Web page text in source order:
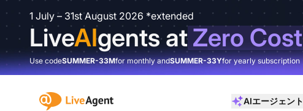
1 July – 31st August 2026 *extended
LiveAIgents atZero Cost
Use codeSUMMER-33Mfor monthly andSUMMER-33Yfor yearly subscription
:site.title AIエージェント